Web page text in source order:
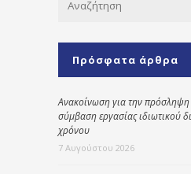
Πρόσφατα άρθρα
Ανακοίνωση για την
σύμβαση εργασίας ιδιωτικού
χρόνου
7 Αυγούστου 2026